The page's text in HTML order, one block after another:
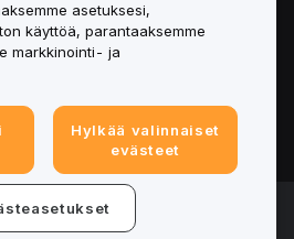
oikeudet pidätetään.
asetuksesi,
käyttöä, parantaaksemme
markkinointi- ja
Hylkää valinnaiset
evästeet